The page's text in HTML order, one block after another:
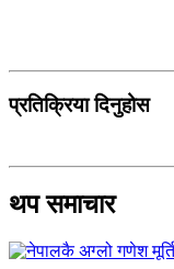
प्रतिक्रिया दिनुहोस
थप समाचार